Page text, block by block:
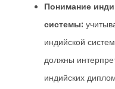
Понимание
системы:
индийской
должны
индийских